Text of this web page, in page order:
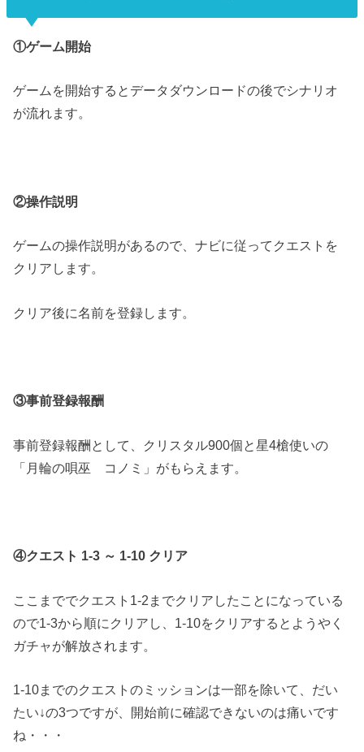
①ゲーム開始
ゲームを開始するとデータダウンロードの後でシナリオ
が流れます。
②操作説明
ゲームの操作説明があるので、ナビに従ってクエストを
クリアします。
クリア後に名前を登録します。
③事前登録報酬
事前登録報酬として、クリスタル900個と星4槍使いの
「月輪の唄巫 コノミ」がもらえます。
④クエスト 1-3 ～ 1-10 クリア
ここまででクエスト1-2までクリアしたことになっている
ので1-3から順にクリアし、1-10をクリアするとようやく
ガチャが解放されます。
1-10までのクエストのミッションは一部を除いて、だい
たい↓の3つですが、開始前に確認できないのは痛いです
ね・・・